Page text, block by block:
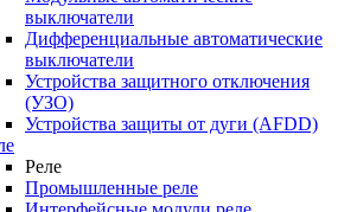
выключатели
Дифференциальные автоматические
выключатели
Устройства защитного отключения
(УЗО)
Устройства защиты от дуги (AFDD)
Реле
Промышленные реле